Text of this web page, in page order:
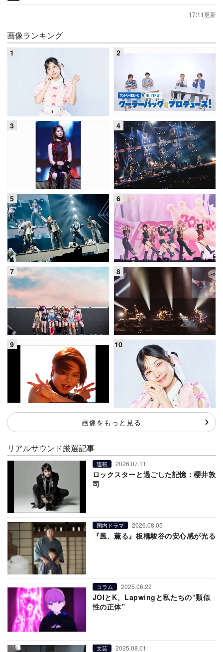
17:11更新
画像ランキング
画像をもっと見る
リアルサウンド厳選記事
連載 2026.07.11
ロックスターと過ごした記憶：櫻井敦
司
国内ドラマ 2026.08.05
『風、薫る』板橋駿谷の安心感が光る
コラム 2025.06.22
JOIとK、Lapwingと私たちの“類似
性の正体”
文芸 2025.08.01